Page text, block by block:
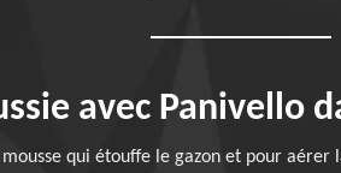
avec Panivello
qui étouffe le gazon et pour